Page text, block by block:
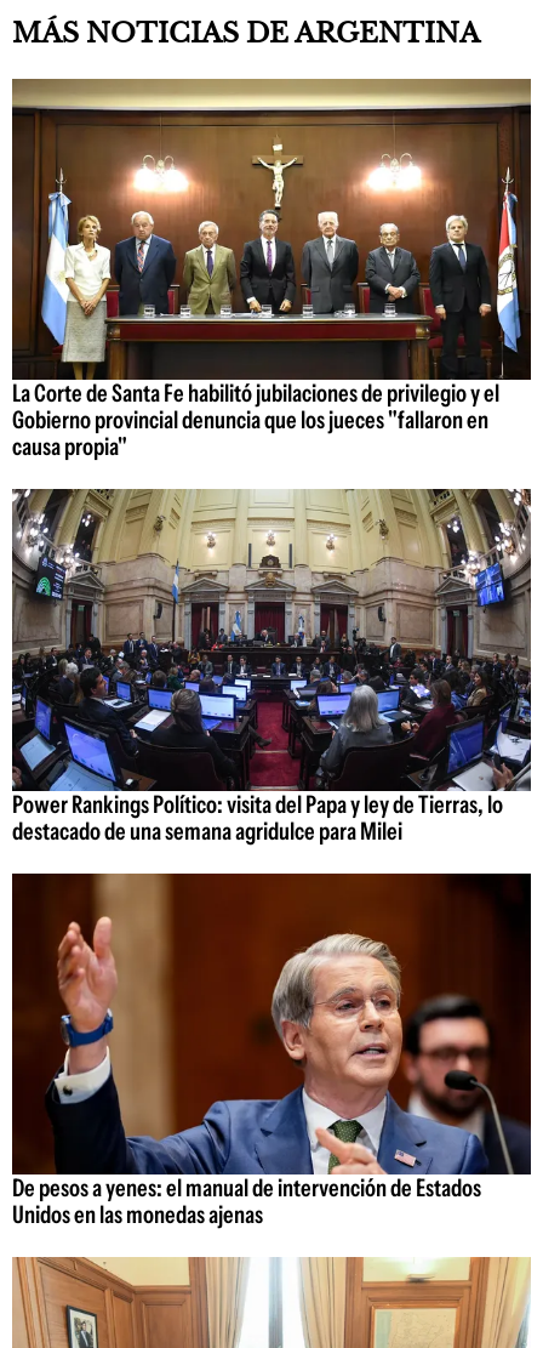
MÁS NOTICIAS DE ARGENTINA
La Corte de Santa Fe habilitó jubilaciones de privilegio y el
Gobierno provincial denuncia que los jueces "fallaron en
causa propia"
Power Rankings Político: visita del Papa y ley de Tierras, lo
destacado de una semana agridulce para Milei
De pesos a yenes: el manual de intervención de Estados
Unidos en las monedas ajenas